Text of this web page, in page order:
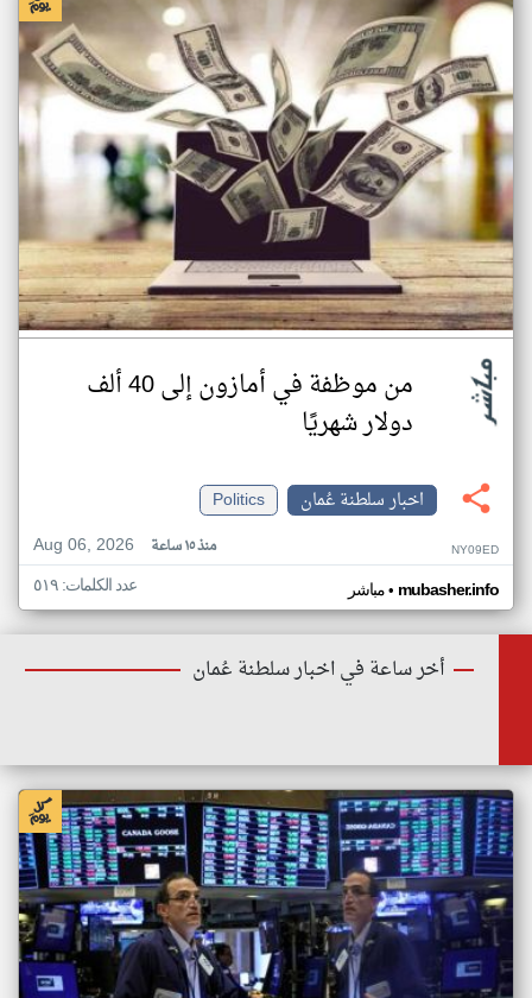
من موظفة في أمازون إلى 40 ألف
دولار شهريًا
اخبار سلطنة عُمان
Politics
Aug 06, 2026
منذ ١٥ ساعة NY09ED
مباشر• mubasher.info عدد الكلمات: ٥١٩
أخر ساعة في اخبار سلطنة عُمان